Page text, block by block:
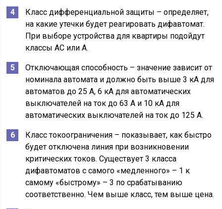
Класс дифференциальной защиты – определяет,
на какие утечки будет реагировать дифавтомат.
При выборе устройства для квартиры подойдут
классы АС или А.
Отключающая способность – значение зависит от
номинала автомата и должно быть выше 3 кА для
автоматов до 25 А, 6 кА для автоматических
выключателей на ток до 63 А и 10 кА для
автоматических выключателей на ток до 125 А.
Класс токоограничения – показывает, как быстро
будет отключена линия при возникновении
критических токов. Существует 3 класса
дифавтоматов с самого «медленного» – 1 к
самому «быстрому» – 3 по срабатыванию
соответственно. Чем выше класс, тем выше цена.